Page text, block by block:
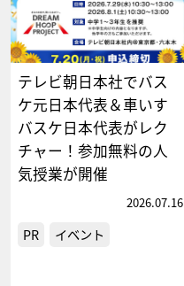
テレビ朝日本社でバス
ケ元日本代表＆車いす
バスケ日本代表がレク
チャー！参加無料の人
気授業が開催
2026.07.16
PR イベント